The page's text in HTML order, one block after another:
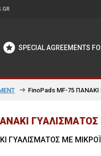
SPECIAL AGREEMENTS
FinoPads MF-75